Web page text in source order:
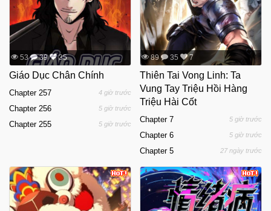
53 39 35
Giáo Dục Chân Chính
Chapter 257 4 giờ trước
Chapter 256 5 giờ trước
Chapter 255 5 giờ trước
89 35 7
Thiên Tai Vong Linh: Ta
Vung Tay Triệu Hồi Hàng
Triệu Hài Cốt
Chapter 7 5 giờ trước
Chapter 6 5 giờ trước
Chapter 5 27 ngày trước